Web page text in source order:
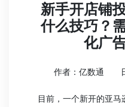
新手开店铺
什么技巧？
化广
作者：亿数通
目前，一个新开的亚马